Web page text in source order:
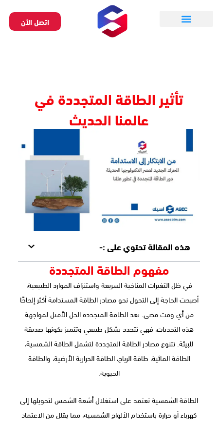
اتصل الأن
تأثير الطاقة المتجددة في
عالمنا الحديث
هذه المقالة تحتوي على :-
مفهوم الطاقة المتجددة
في ظل التغيرات المناخية السريعة واستنزاف الموارد الطبيعية،
أصبحت الحاجة إلى التحول نحو مصادر الطاقة المستدامة أكثر إلحاحًا
من أي وقت مضى. تعد الطاقة المتجددة الحل الأمثل لمواجهة
هذه التحديات، فهي تتجدد بشكل طبيعي وتتميز بكونها صديقة
للبيئة. تتنوع مصادر الطاقة المتجددة لتشمل الطاقة الشمسية،
الطاقة المائية، طاقة الرياح، الطاقة الحرارية الأرضية، والطاقة
الحيوية.
الطاقة الشمسية تعتمد على استغلال أشعة الشمس لتحويلها إلى
كهرباء أو حرارة باستخدام الألواح الشمسية، مما يقلل من الاعتماد